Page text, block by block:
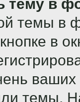
тему в
темы в
в
ваших
темы.